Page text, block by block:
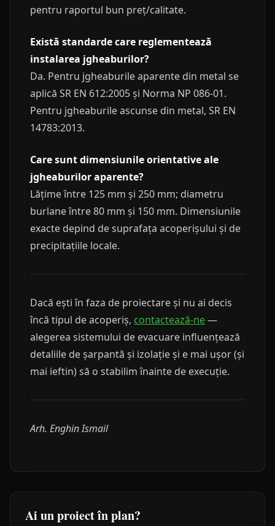
pentru raportul bun preț/calitate.
Există standarde care reglementează
instalarea jgheaburilor?
Da. Pentru jgheaburile aparente din metal se
aplică SR EN 612:2005 și Norma NP 086-01.
Pentru jgheaburile ascunse din metal, SR EN
14783:2013.
Care sunt dimensiunile orientative ale
jgheaburilor aparente?
Lățime între 125 mm și 250 mm; diametru
burlane între 80 mm și 150 mm. Dimensiunile
exacte depind de suprafața acoperișului și de
precipitațiile locale.
Dacă ești în faza de proiectare și nu ai decis
încă tipul de acoperiș, contactează-ne—
alegerea sistemului de evacuare influențează
detaliile de șarpantă și izolație și e mai ușor (și
mai ieftin) să o stabilim înainte de execuție.
Arh. Enghin Ismail
Ai un proiect în plan?